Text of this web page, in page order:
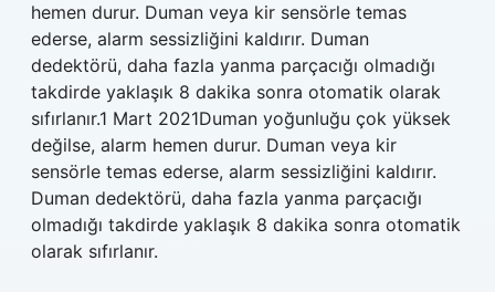
hemen durur. Duman veya kir sensörle temas
ederse, alarm sessizliğini kaldırır. Duman
dedektörü, daha fazla yanma parçacığı olmadığı
takdirde yaklaşık 8 dakika sonra otomatik olarak
sıfırlanır.1 Mart 2021Duman yoğunluğu çok yüksek
değilse, alarm hemen durur. Duman veya kir
sensörle temas ederse, alarm sessizliğini kaldırır.
Duman dedektörü, daha fazla yanma parçacığı
olmadığı takdirde yaklaşık 8 dakika sonra otomatik
olarak sıfırlanır.